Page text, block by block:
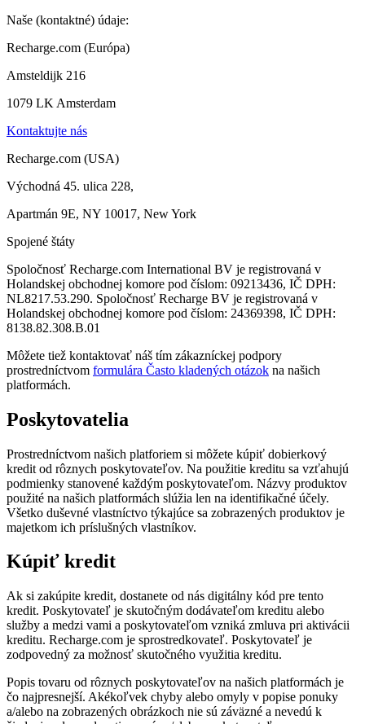
Naše (kontaktné) údaje:
Recharge.com (Európa)
Amsteldijk 216
1079 LK Amsterdam
Kontaktujte nás
Recharge.com (USA)
Východná 45. ulica 228,
Apartmán 9E, NY 10017, New York
Spojené štáty
Spoločnosť Recharge.com International BV je registrovaná v
Holandskej obchodnej komore pod číslom: 09213436, IČ DPH:
NL8217.53.290. Spoločnosť Recharge BV je registrovaná v
Holandskej obchodnej komore pod číslom: 24369398, IČ DPH:
8138.82.308.B.01
Môžete tiež kontaktovať náš tím zákazníckej podpory
prostredníctvom formulára Často kladených otázok na našich
platformách.
Poskytovatelia
Prostredníctvom našich platforiem si môžete kúpiť dobierkový
kredit od rôznych poskytovateľov. Na použitie kreditu sa vzťahujú
podmienky stanovené každým poskytovateľom. Názvy produktov
použité na našich platformách slúžia len na identifikačné účely.
Všetko duševné vlastníctvo týkajúce sa zobrazených produktov je
majetkom ich príslušných vlastníkov.
Kúpiť kredit
Ak si zakúpite kredit, dostanete od nás digitálny kód pre tento
kredit. Poskytovateľ je skutočným dodávateľom kreditu alebo
služby a medzi vami a poskytovateľom vzniká zmluva pri aktivácii
kreditu. Recharge.com je sprostredkovateľ. Poskytovateľ je
zodpovedný za možnosť skutočného využitia kreditu.
Popis tovaru od rôznych poskytovateľov na našich platformách je
čo najpresnejší. Akékoľvek chyby alebo omyly v popise ponuky
a/alebo na zobrazených obrázkoch nie sú záväzné a nevedú k